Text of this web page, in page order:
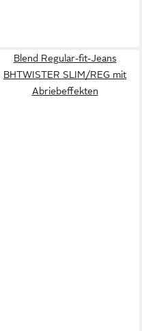
Blend Regular-fit-Jeans
BHTWISTER SLIM/REG mit
Abriebeffekten